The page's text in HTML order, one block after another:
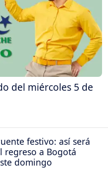
del miércoles 5 de
festivo: así será
regreso a Bogotá
domingo